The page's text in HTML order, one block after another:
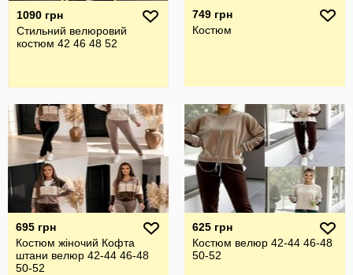
1090 грн
Стильний велюровий
костюм 42 46 48 52
749 грн
Костюм
695 грн
Костюм жіночий Кофта
штани велюр 42-44 46-48
50-52
625 грн
Костюм велюр 42-44 46-48
50-52